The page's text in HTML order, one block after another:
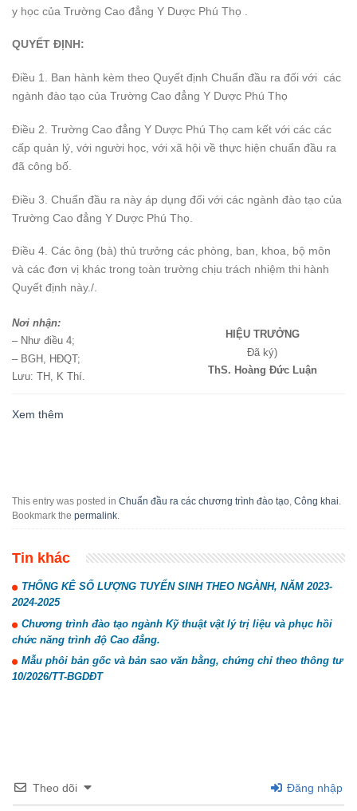
y học của Trường Cao đẳng Y Dược Phú Thọ .
QUYẾT ĐỊNH:
Điều 1. Ban hành kèm theo Quyết định Chuẩn đầu ra đối với các
ngành đào tạo của Trường Cao đẳng Y Dược Phú Thọ
Điều 2. Trường Cao đẳng Y Dược Phú Thọ cam kết với các các
cấp quản lý, với người học, với xã hội về thực hiện chuẩn đầu ra
đã công bố.
Điều 3. Chuẩn đầu ra này áp dụng đối với các ngành đào tạo của
Trường Cao đẳng Y Dược Phú Thọ.
Điều 4. Các ông (bà) thủ trưởng các phòng, ban, khoa, bộ môn
và các đơn vị khác trong toàn trường chịu trách nhiệm thi hành
Quyết định này./.
Nơi nhận:
– Như điều 4;
– BGH, HĐQT;
Lưu: TH, K Thí.
HIỆU TRƯỞNG
Đã ký)
ThS. Hoàng Đức Luận
Xem thêm
This entry was posted in Chuẩn đầu ra các chương trình đào tạo Công khai
Bookmark the permalink
Tin khác
THỐNG KÊ SỐ LƯỢNG TUYỂN SINH THEO NGÀNH, NĂM 2023-
2024-2025
Chương trình đào tạo ngành Kỹ thuật vật lý trị liệu và phục hồi
chức năng trình độ Cao đẳng.
Mẫu phôi bản gốc và bản sao văn bằng, chứng chỉ theo thông tư
10/2026/TT-BGDĐT
Theo dõi Đăng nhập